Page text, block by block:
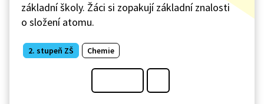
základní školy. Žáci si zopakují základní znalosti
o složení atomu.
2. stupeň ZŠ Chemie